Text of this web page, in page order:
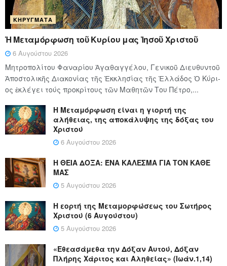
ΚΗΡΎΓΜΑΤΑ
Ἡ Μεταμόρφωση τοῦ Κυρίου μας Ἰησοῦ Χριστοῦ
6 Αυγούστου 2026
Μητροπολίτου Φαναρίου Ἀγαθαγγέλου, Γενικοῦ Διευθυντοῦ
Ἀποστολικῆς Διακονίας τῆς Ἐκκλησίας τῆς Ἑλλάδος Ὁ Κύ­ρι­
ος ἐκλέγει τούς προ­κρί­τους τῶν Μα­θη­τῶν Του Πέ­τρο,...
Η Μεταμόρφωση είναι η γιορτή της
αλήθειας, της αποκάλυψης της δόξας του
Χριστού
6 Αυγούστου 2026
Η ΘΕΙΑ ΔΟΞΑ: ΈΝΑ ΚΑΛΕΣΜΑ ΓΙΑ ΤΟΝ ΚΑΘΕ
ΜΑΣ
5 Αυγούστου 2026
Η εορτή της Μεταμορφώσεως του Σωτήρος
Χριστού (6 Αυγούστου)
5 Αυγούστου 2026
«Εθεασάμεθα την Δόξαν Αυτού, Δόξαν
Πλήρης Χάριτος και Αληθείας» (Ιωάν.1,14)